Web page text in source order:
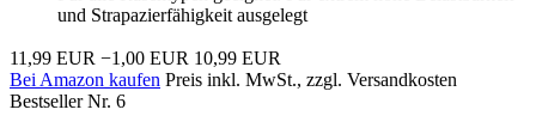
und Strapazierfähigkeit ausgelegt
11,99 EUR −1,00 EUR 10,99 EUR
Bei Amazon kaufen Preis inkl. MwSt., zzgl. Versandkosten
Bestseller Nr. 6